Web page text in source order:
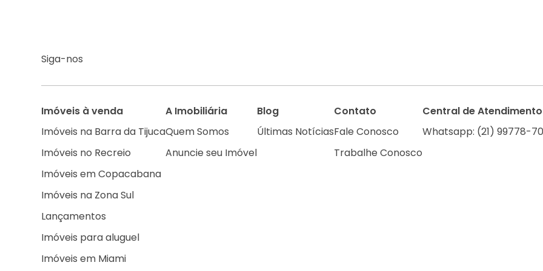
Siga-nos
Imóveis à venda
Imóveis na Barra da Tijuca
Imóveis no Recreio
Imóveis em Copacabana
Imóveis na Zona Sul
Lançamentos
Imóveis para aluguel
Imóveis em Miami
A Imobiliária
Quem Somos
Anuncie seu Imóvel
Blog
Últimas Notícias
Contato
Fale Conosco
Trabalhe Conosco
Central de Atendimento
Whatsapp: (21) 99778-